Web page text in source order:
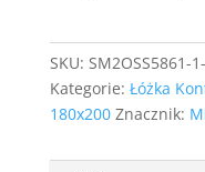
SKU: SM2OSS5861-
Kategorie: Łóżka
180x200 Znacznik: